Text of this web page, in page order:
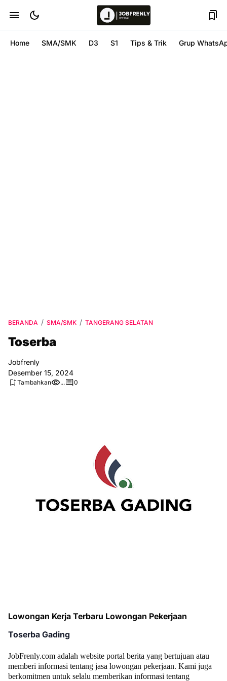
Home SMA/SMK D3 S1 Tips & Trik Grup
BERANDA SMA/SMK TANGERANG SELATAN
Toserba
Jobfrenly
Desember 15, 2024
Tambahkan ... 0
Lowongan Kerja Terbaru Lowongan Pekerjaan
Toserba Gading
JobFrenly.com adalah website portal berita yang bertujuan atau
memberi informasi tentang jasa lowongan pekerjaan. Kami juga
berkomitmen untuk selalu memberikan informasi tentang